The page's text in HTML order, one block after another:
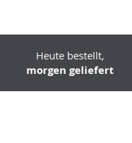
Heute bestellt,
morgen geliefert